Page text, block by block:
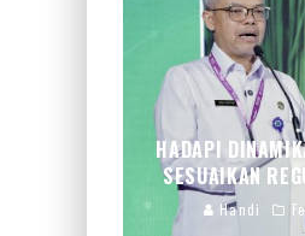
HADAPI
SESUAIKAN
Handi